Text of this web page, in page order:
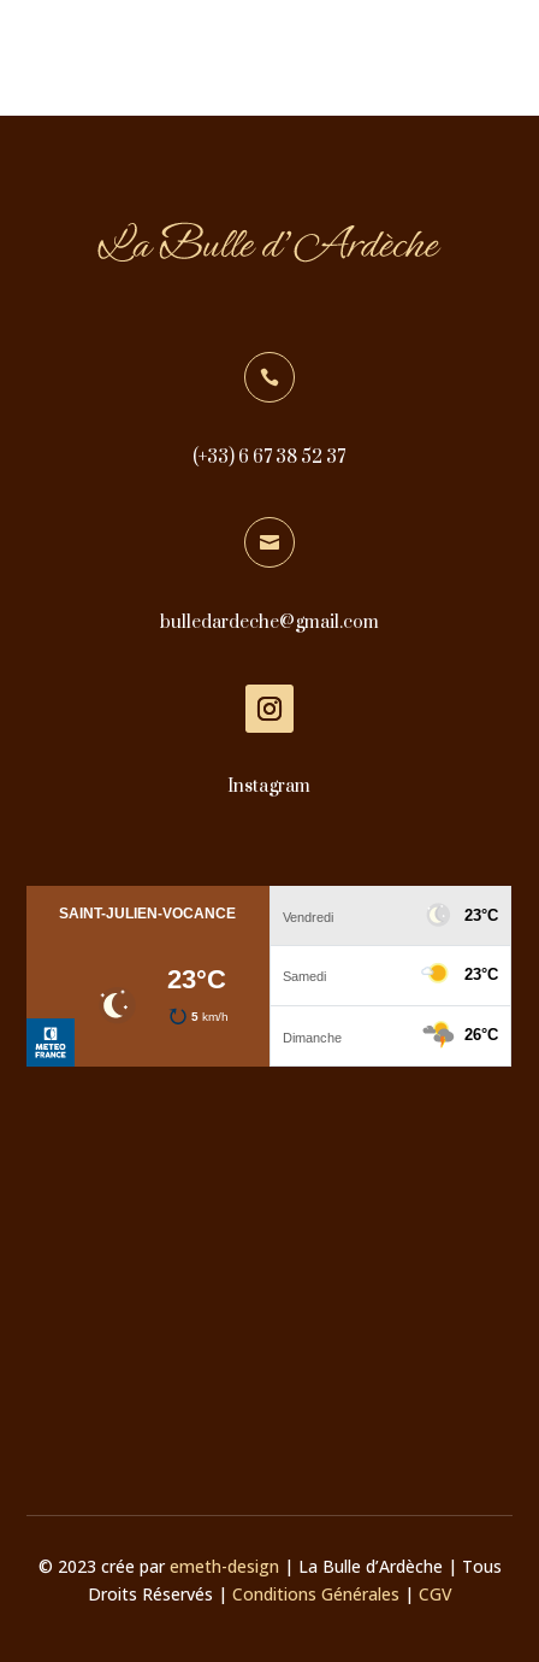

(+33) 6 67 38 52 37

bulledardeche@gmail.com
Instagram
© 2023 crée paremeth-design | La Bulle d’Ardèche | Tous
Droits Réservés | Conditions Générales | CGV